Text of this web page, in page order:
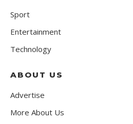
Sport
Entertainment
Technology
ABOUT US
Advertise
More About Us